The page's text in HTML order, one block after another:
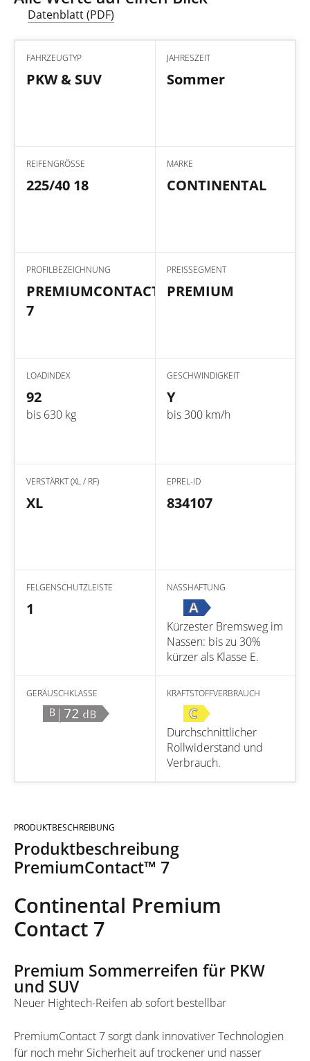
Datenblatt (PDF)
FAHRZEUGTYP
PKW & SUV
JAHRESZEIT
Sommer
REIFENGRÖSSE
225/40 18
MARKE
CONTINENTAL
PROFILBEZEICHNUNG
PREMIUMCONTACT
7
PREISSEGMENT
PREMIUM
LOADINDEX
92
bis 630 kg
GESCHWINDIGKEIT
Y
bis 300 km/h
VERSTÄRKT (XL / RF)
XL
EPREL-ID
834107
FELGENSCHUTZLEISTE
1
NASSHAFTUNG
A
Kürzester Bremsweg im
Nassen: bis zu 30%
kürzer als Klasse E.
GERÄUSCHKLASSE
B |72 dB
KRAFTSTOFFVERBRAUCH
C
Durchschnittlicher
Rollwiderstand und
Verbrauch.
PRODUKTBESCHREIBUNG
Produktbeschreibung
PremiumContact™ 7
Continental Premium
Contact 7
Premium Sommerreifen für PKW
und SUV
Neuer Hightech-Reifen ab sofort bestellbar
PremiumContact 7 sorgt dank innovativer Technologien
für noch mehr Sicherheit auf trockener und nasser